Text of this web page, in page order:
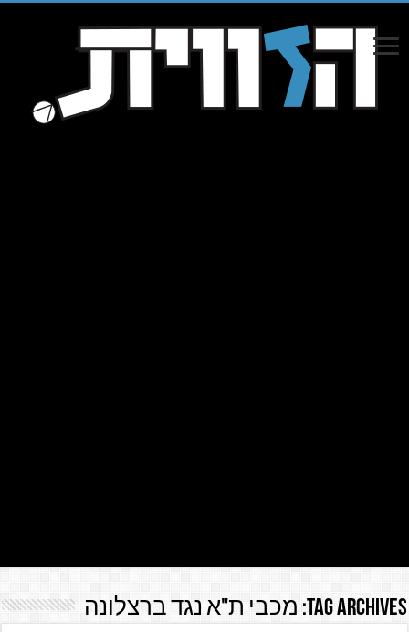
Tag Archives: מכבי ת"א נגד ברצלונה